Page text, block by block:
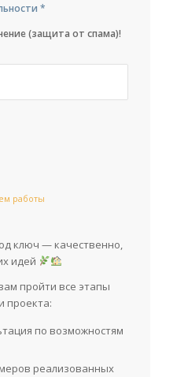
*
(защита от спама)!
работы
ключ — качественно,
идей
пройти все этапы
проекта:
по возможностям
реализованных